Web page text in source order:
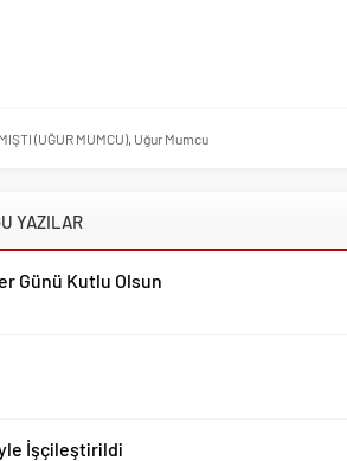
(UĞUR MUMCU), Uğur Mumcu
YAZILAR
Günü Kutlu Olsun
İşçileştirildi